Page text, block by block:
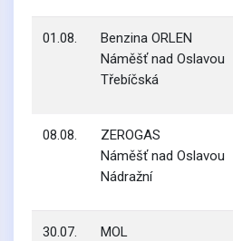
01.08.
Benzina ORLEN
Náměšť nad Oslavou
Třebíčská
08.08.
ZEROGAS
Náměšť nad Oslavou
Nádražní
30.07.
MOL